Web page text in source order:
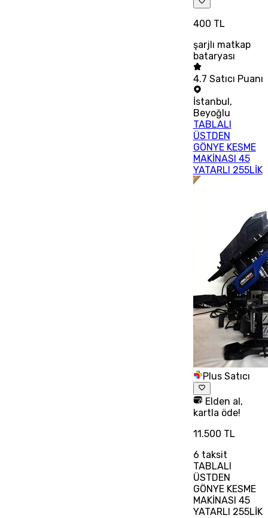
400 TL
şarjlı matkap
bataryası
4.7 Satıcı Puanı
İstanbul,
Beyoğlu
TABLALI
ÜSTDEN
GÖNYE KESME
MAKİNASI 45
YATARLI 255LİK
Plus Satıcı
Elden al,
kartla öde!
11.500 TL
6 taksit
TABLALI
ÜSTDEN
GÖNYE KESME
MAKİNASI 45
YATARLI 255LİK